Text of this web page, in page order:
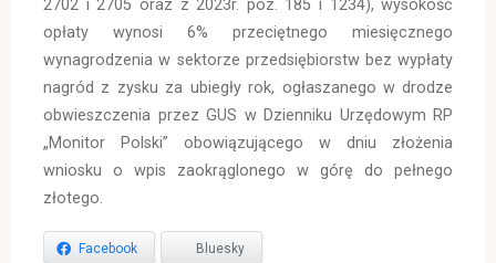
2702 i 2705 oraz z 2023r. poz. 185 i 1234), wysokość
opłaty wynosi 6% przeciętnego miesięcznego
wynagrodzenia w sektorze przedsiębiorstw bez wypłaty
nagród z zysku za ubiegły rok, ogłaszanego w drodze
obwieszczenia przez GUS w Dzienniku Urzędowym RP
„Monitor Polski” obowiązującego w dniu złożenia
wniosku o wpis zaokrąglonego w górę do pełnego
złotego.
Facebook Bluesky